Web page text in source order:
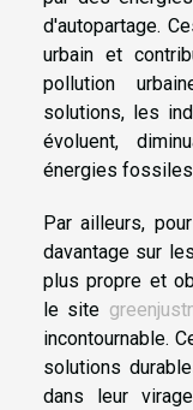
d'autopartage.
urbain et
pollution
solutions, les
évoluent,
énergies
Par ailleurs,
davantage sur
plus propre et
le site
incontournable.
solutions
dans leur